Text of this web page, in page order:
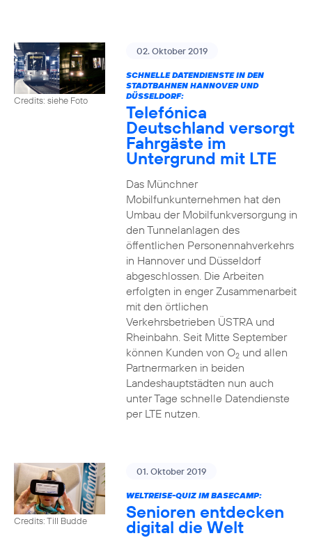
Credits: siehe Foto
02. Oktober 2019
SCHNELLE DATENDIENSTE IN DEN
STADTBAHNEN HANNOVER UND
DÜSSELDORF:
Telefónica
Deutschland versorgt
Fahrgäste im
Untergrund mit LTE
Das Münchner
Mobilfunkunternehmen hat den
Umbau der Mobilfunkversorgung in
den Tunnelanlagen des
öffentlichen Personennahverkehrs
in Hannover und Düsseldorf
abgeschlossen. Die Arbeiten
erfolgten in enger Zusammenarbeit
mit den örtlichen
Verkehrsbetrieben ÜSTRA und
Rheinbahn. Seit Mitte September
können Kunden von O2und allen
Partnermarken in beiden
Landeshauptstädten nun auch
unter Tage schnelle Datendienste
per LTE nutzen.
Credits: Till Budde
01. Oktober 2019
WELTREISE-QUIZ IM BASECAMP:
Senioren entdecken
digital die Welt